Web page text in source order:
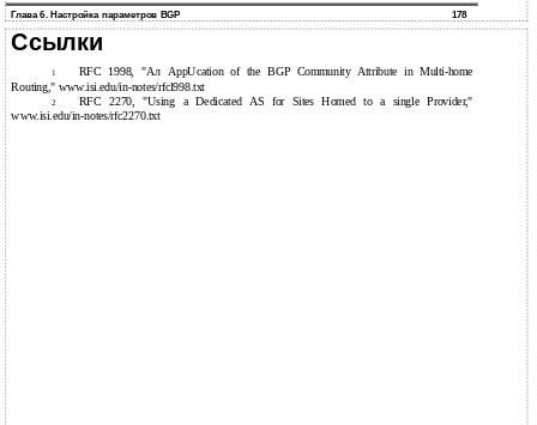
Глава 6. Настройка параметров BGP 178
Ссылки
1 RFC 1998, "Ал AppUcation of the BGP Community Attribute inMulti-home
Routing," www.isi.edu/in-notes/rfcl998.txt
2
RFC 2270, "Using a Dedicated AS for Sites Homed to a single Provider,"
www.isi.edu/in-notes/rfc2270.txt